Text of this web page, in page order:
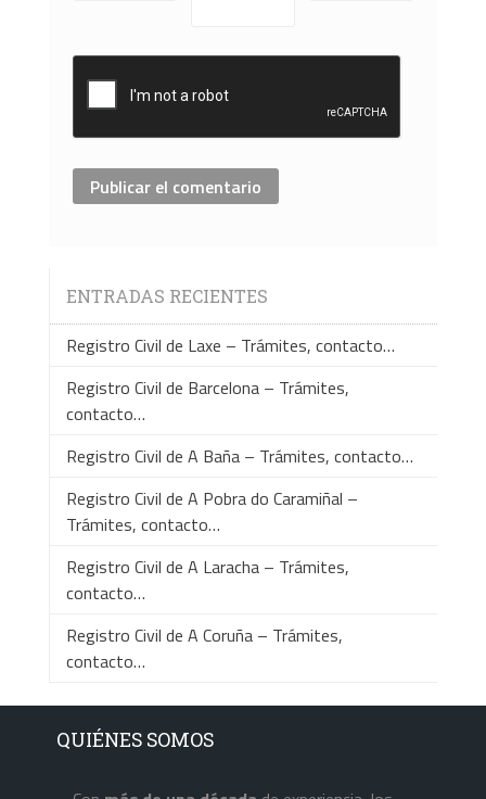
ENTRADAS RECIENTES
Registro Civil de Laxe – Trámites, contacto…
Registro Civil de Barcelona – Trámites,
contacto…
Registro Civil de A Baña – Trámites, contacto…
Registro Civil de A Pobra do Caramiñal –
Trámites, contacto…
Registro Civil de A Laracha – Trámites,
contacto…
Registro Civil de A Coruña – Trámites,
contacto…
QUIÉNES SOMOS